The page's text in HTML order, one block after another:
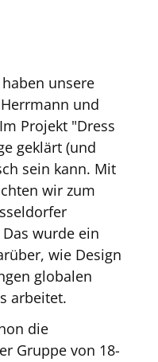
unsere
und
Projekt "Dress
geklärt (und
sein kann. Mit
wir zum
wurde ein
wie Design
globalen
arbeitet.
die
Gruppe von 18-